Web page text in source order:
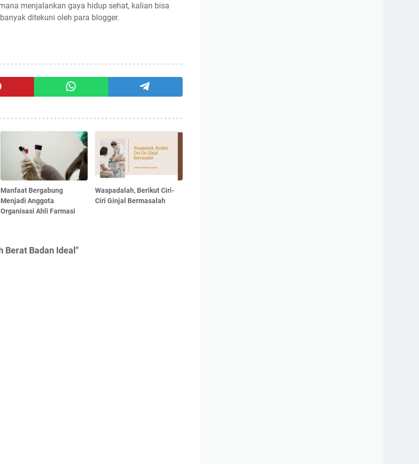
menjalankan gaya hidup sehat, kalian bisa
ditekuni oleh para blogger.
Manfaat Bergabung
Menjadi Anggota
Organisasi Ahli Farmasi
Waspadalah, Berikut Ciri-
Ciri Ginjal Bermasalah
Berat Badan Ideal"